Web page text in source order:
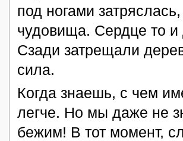
под ногами
чудовища. Сердце то и
Сзади затрещали
сила.
Когда знаешь, с чем
легче. Но мы даже не
бежим! В тот момент,